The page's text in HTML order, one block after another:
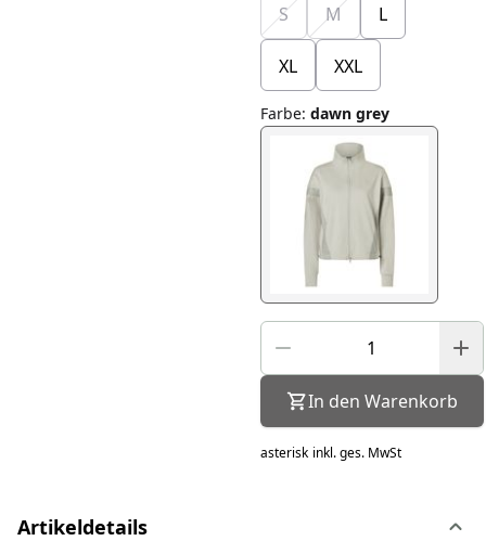
S M L
XL XXL
Farbe: dawn grey
In den Warenkorb
asterisk inkl. ges. MwSt
Artikeldetails